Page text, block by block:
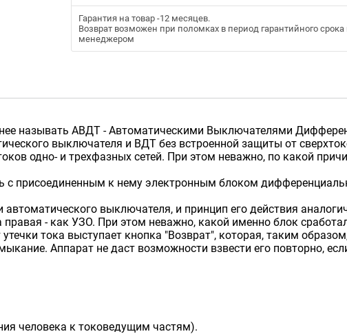
Гарантия на товар -12 месяцев.
Возврат возможен при поломках в период гарантийного срока
менеджером
называть АВДТ - Автоматическими Выключателями
выключателя и ВДТ без встроенной защиты от
одно- и трехфазных сетей. При этом неважно, по какой
с присоединенным к нему электронным блоком
выключателя, и принцип его действия
- как УЗО. При этом неважно, какой именно блок
тока выступает кнопка "Возврат", которая, таким
Аппарат не даст возможности взвести его повторно,
человека к токоведущим частям).